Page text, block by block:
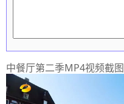
中餐厅第二季MP4视频截图